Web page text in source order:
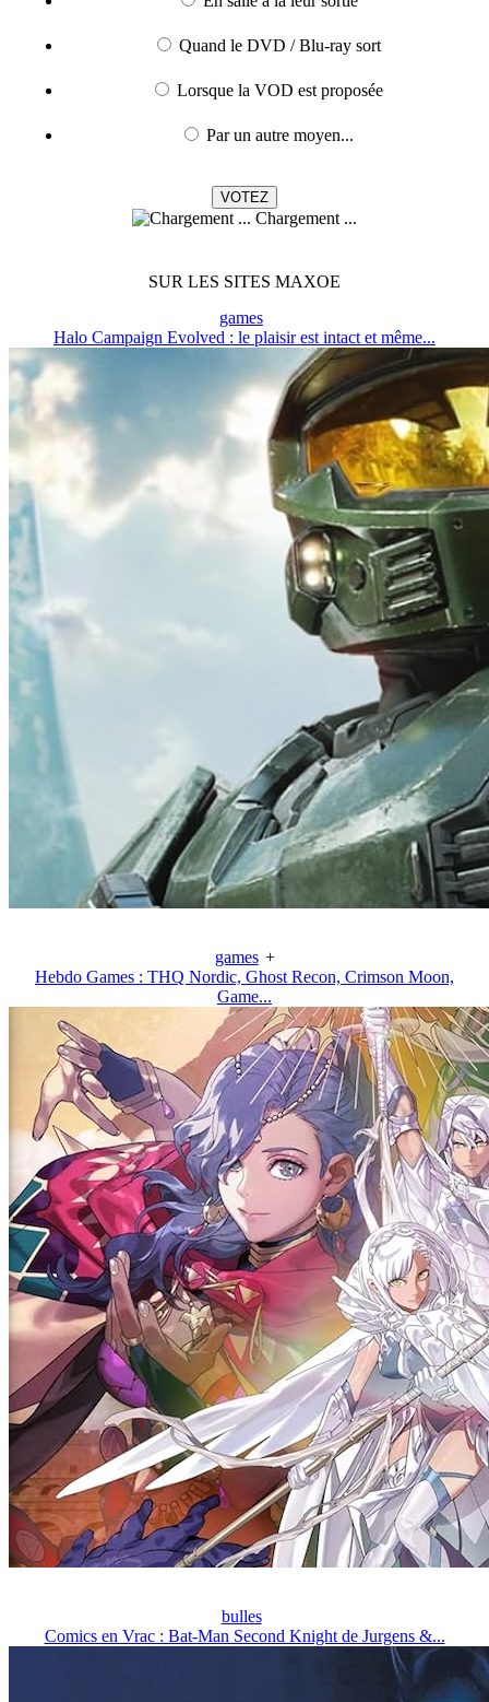
Quand le DVD / Blu-ray sort
Lorsque la VOD est proposée
Par un autre moyen...
Chargement ...
SUR LES SITES MAXOE
games
Halo Campaign Evolved : le plaisir est intact et même...
games +
Hebdo Games : THQ Nordic, Ghost Recon, Crimson Moon,
Game...
bulles
Comics en Vrac : Bat-Man Second Knight de Jurgens &...